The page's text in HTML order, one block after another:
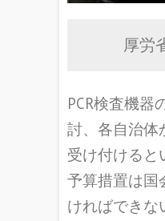
厚労
PCR検査機器
討、各自治体
受け付けると
予算措置は国
ければできな